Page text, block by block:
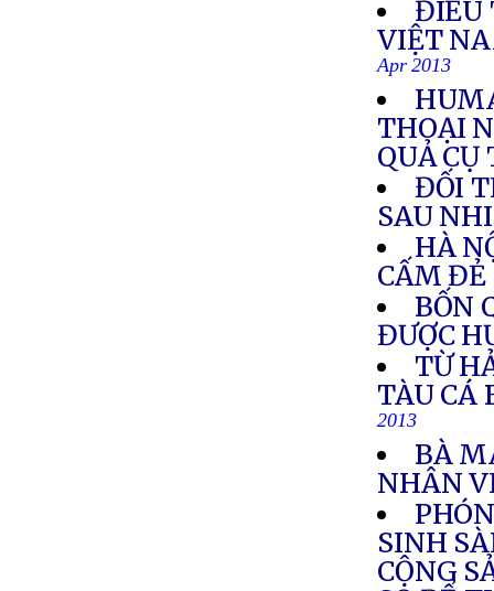
ĐIỀU
VIỆT
Apr 2013
THOẠI
QUẢ
ĐỐI
SAU
HÀ
CẤM
BỐN
ĐƯỢC
TỪ
TÀU CÁ
2013
BÀ
NHÂN
SINH
CỘNG